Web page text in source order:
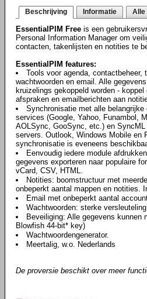
Beschrijving Informatie Alle
EssentialPIM Free is een
Personal Information Manager om
contacten, takenlijsten en notities te
EssentialPIM features:
Tools voor agenda, contactbeheer,
wachtwoorden en email. Alle
kruizelings gekoppeld worden -
afspraken en emailberichten aan
Synchronisatie met alle belangrijke
services (Google, Yahoo, Funambol,
AOLSync, GooSync, etc.) en SyncML
servers. Outlook, Windows Mobile en
synchronisatie is eveneens
Eenvoudig iedere module
gegevens exporteren naar populaire
vCard, CSV, HTML.
Notities: boomstructuur met
onbeperkt aantal mappen en notities.
Email met onbeperkt aantal
Wachtwoorden: sterke versleuteling
Beveiliging: Alle gegevens kunnen
Blowfish 44-bit* key)
Wachtwoordengenerator.
Meertalig, w.o. Nederlands
De proversie beschikt over meer